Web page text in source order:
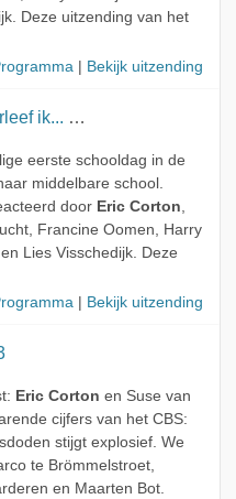
Deze uitzending van het
Bekijk uitzending
eerste schooldag?
eerste schooldag in de
middelbare school.
door Eric Corton,
Francine Oomen, Harry
Lies Visschedijk. Deze
Bekijk uitzending
Eric Corton en Suse van
cijfers van het CBS:
stijgt explosief. We
te Brömmelstroet,
en Maarten Bot.